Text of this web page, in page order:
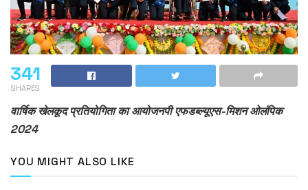
341
SHARES
वार्षिक खेलकूद प्रतियोगिता का आयोजनपी एफडब्ल्यूएस-मिशन ओलंपिक
2024
YOU MIGHT ALSO LIKE